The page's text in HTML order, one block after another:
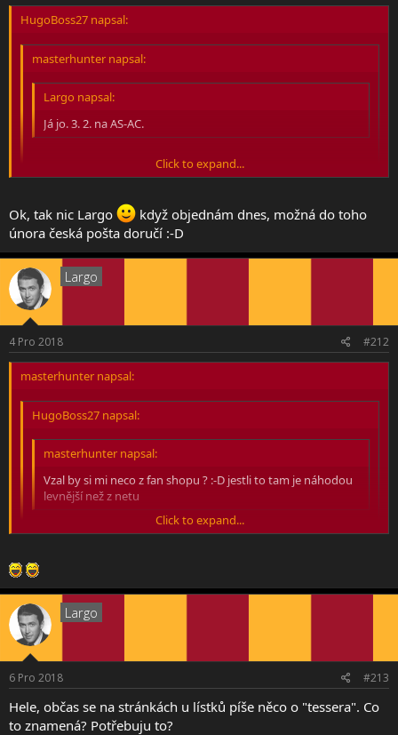
HugoBoss27 napsal:
masterhunter napsal:
Largo napsal:
Já jo. 3. 2. na AS-AC.
Click to expand...
Vzal by si mi neco z fan shopu ? :-D jestli to tam je náhodou
Ceny úplně stejné
Click to expand...
Ok, tak nic Largo
když objednám dnes, možná do toho
února česká pošta doručí :-D
Largo
4 Pro 2018 #212
masterhunter napsal:
HugoBoss27 napsal:
masterhunter napsal:
Vzal by si mi neco z fan shopu ? :-D jestli to tam je náhodou
levnější než z netu
Click to expand...
Ok, tak nic Largo
když objednám dnes, možná do toho února
česká pošta doručí :-D
Click to expand...
Largo
6 Pro 2018 #213
Hele, občas se na stránkách u lístků píše něco o "tessera". Co
to znamená? Potřebuju to?